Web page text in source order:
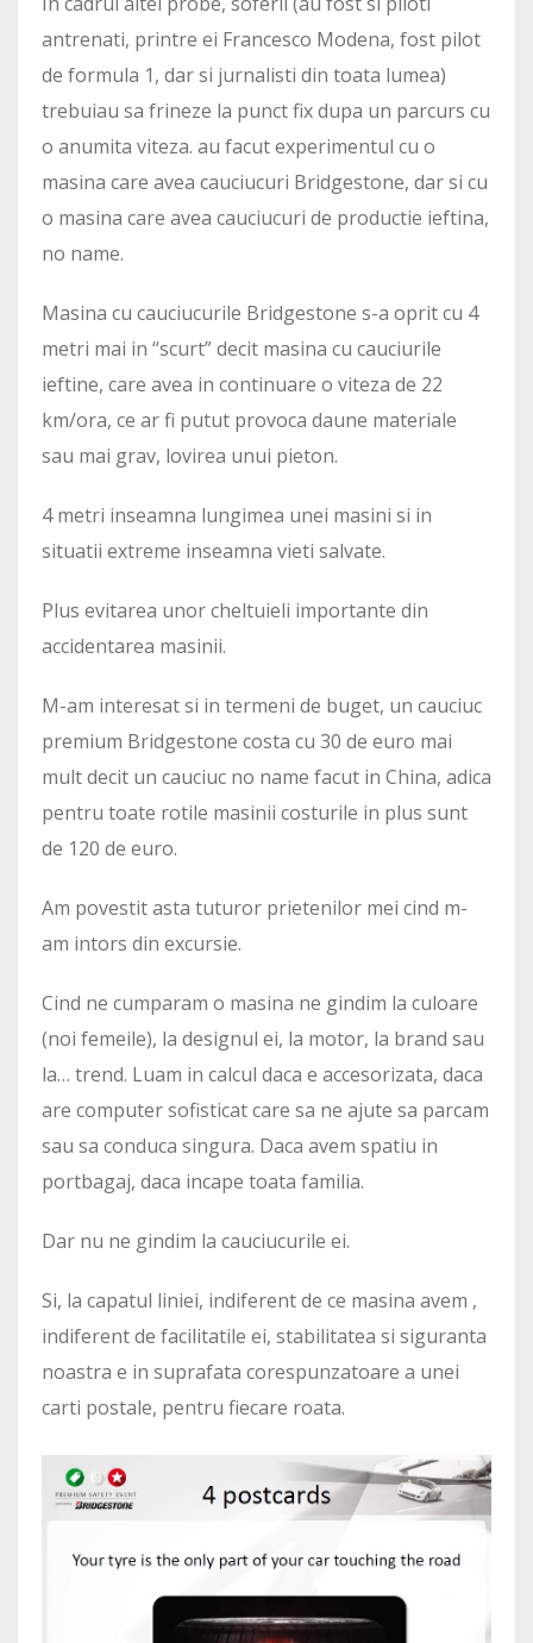
antrenati, printre ei Francesco Modena, fost pilot
de formula 1, dar si jurnalisti din toata lumea)
trebuiau sa frineze la punct fix dupa un parcurs cu
o anumita viteza. au facut experimentul cu o
masina care avea cauciucuri Bridgestone, dar si cu
o masina care avea cauciucuri de productie ieftina,
no name.
Masina cu cauciucurile Bridgestone s-a oprit cu 4
metri mai in “scurt” decit masina cu cauciurile
ieftine, care avea in continuare o viteza de 22
km/ora, ce ar fi putut provoca daune materiale
sau mai grav, lovirea unui pieton.
4 metri inseamna lungimea unei masini si in
situatii extreme inseamna vieti salvate.
Plus evitarea unor cheltuieli importante din
accidentarea masinii.
M-am interesat si in termeni de buget, un cauciuc
premium Bridgestone costa cu 30 de euro mai
mult decit un cauciuc no name facut in China, adica
pentru toate rotile masinii costurile in plus sunt
de 120 de euro.
Am povestit asta tuturor prietenilor mei cind m-
am intors din excursie.
Cind ne cumparam o masina ne gindim la culoare
(noi femeile), la designul ei, la motor, la brand sau
la… trend. Luam in calcul daca e accesorizata, daca
are computer sofisticat care sa ne ajute sa parcam
sau sa conduca singura. Daca avem spatiu in
portbagaj, daca incape toata familia.
Dar nu ne gindim la cauciucurile ei.
Si, la capatul liniei, indiferent de ce masina avem ,
indiferent de facilitatile ei, stabilitatea si siguranta
noastra e in suprafata corespunzatoare a unei
carti postale, pentru fiecare roata.